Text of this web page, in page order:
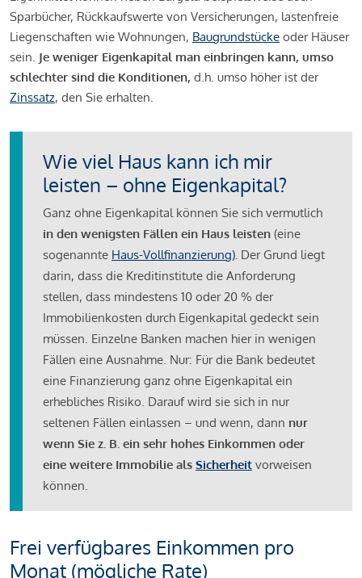
Sparbücher, Rückkaufswerte von Versicherungen, lastenfreie
Liegenschaften wie Wohnungen, Baugrundstücke oder Häuser
sein. Je weniger Eigenkapital man einbringen kann, umso
schlechter sind die Konditionen, d.h. umso höher ist der
Zinssatz, den Sie erhalten.
Wie viel Haus kann ich mir
leisten – ohne Eigenkapital?
Ganz ohne Eigenkapital können Sie sich vermutlich
in den wenigsten Fällen ein Haus leisten (eine
sogenannte Haus-Vollfinanzierung). Der Grund liegt
darin, dass die Kreditinstitute die Anforderung
stellen, dass mindestens 10 oder 20 % der
Immobilienkosten durch Eigenkapital gedeckt sein
müssen. Einzelne Banken machen hier in wenigen
Fällen eine Ausnahme. Nur: Für die Bank bedeutet
eine Finanzierung ganz ohne Eigenkapital ein
erhebliches Risiko. Darauf wird sie sich in nur
seltenen Fällen einlassen – und wenn, dann nur
wenn Sie z. B. ein sehr hohes Einkommen oder
eine weitere Immobilie als Sicherheit vorweisen
können.
Frei verfügbares Einkommen pro
Monat (mögliche Rate)